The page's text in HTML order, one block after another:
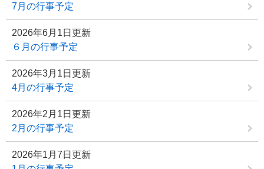
7月の行事予定
2026年6月1日更新
６月の行事予定
2026年3月1日更新
4月の行事予定
2026年2月1日更新
2月の行事予定
2026年1月7日更新